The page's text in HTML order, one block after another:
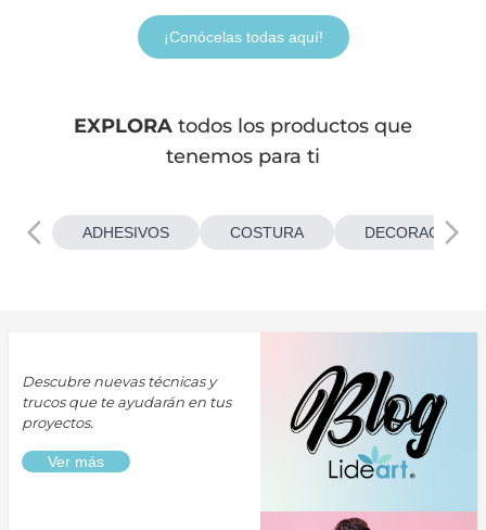
¡Conócelas todas aquí!
EXPLORA todos los productos que
tenemos para ti
ADHESIVOS COSTURA
Descubre nuevas técnicas y
trucos que te ayudarán en tus
proyectos.
Ver más